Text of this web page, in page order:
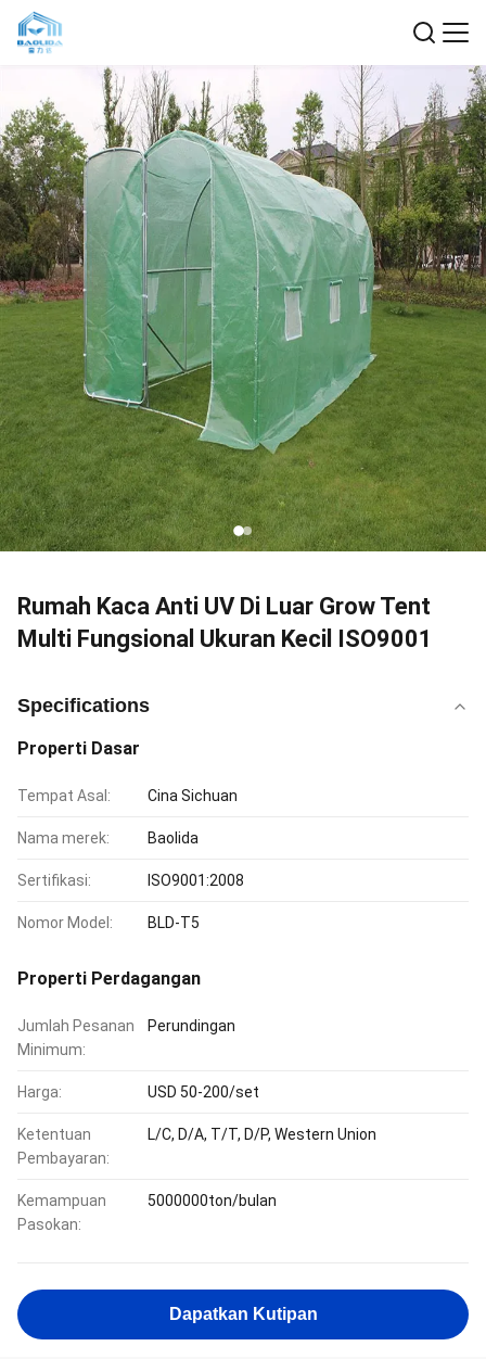
Rumah Kaca Anti UV Di Luar Grow Tent
Multi Fungsional Ukuran Kecil ISO9001
Specifications
Properti Dasar
Tempat Asal: Cina Sichuan
Nama merek: Baolida
Sertifikasi: ISO9001:2008
Nomor Model: BLD-T5
Properti Perdagangan
Jumlah Pesanan
Minimum:
Perundingan
Harga: USD 50-200/set
Ketentuan
Pembayaran:
L/C, D/A, T/T, D/P, Western Union
Kemampuan
Pasokan:
5000000ton/bulan
Dapatkan Kutipan